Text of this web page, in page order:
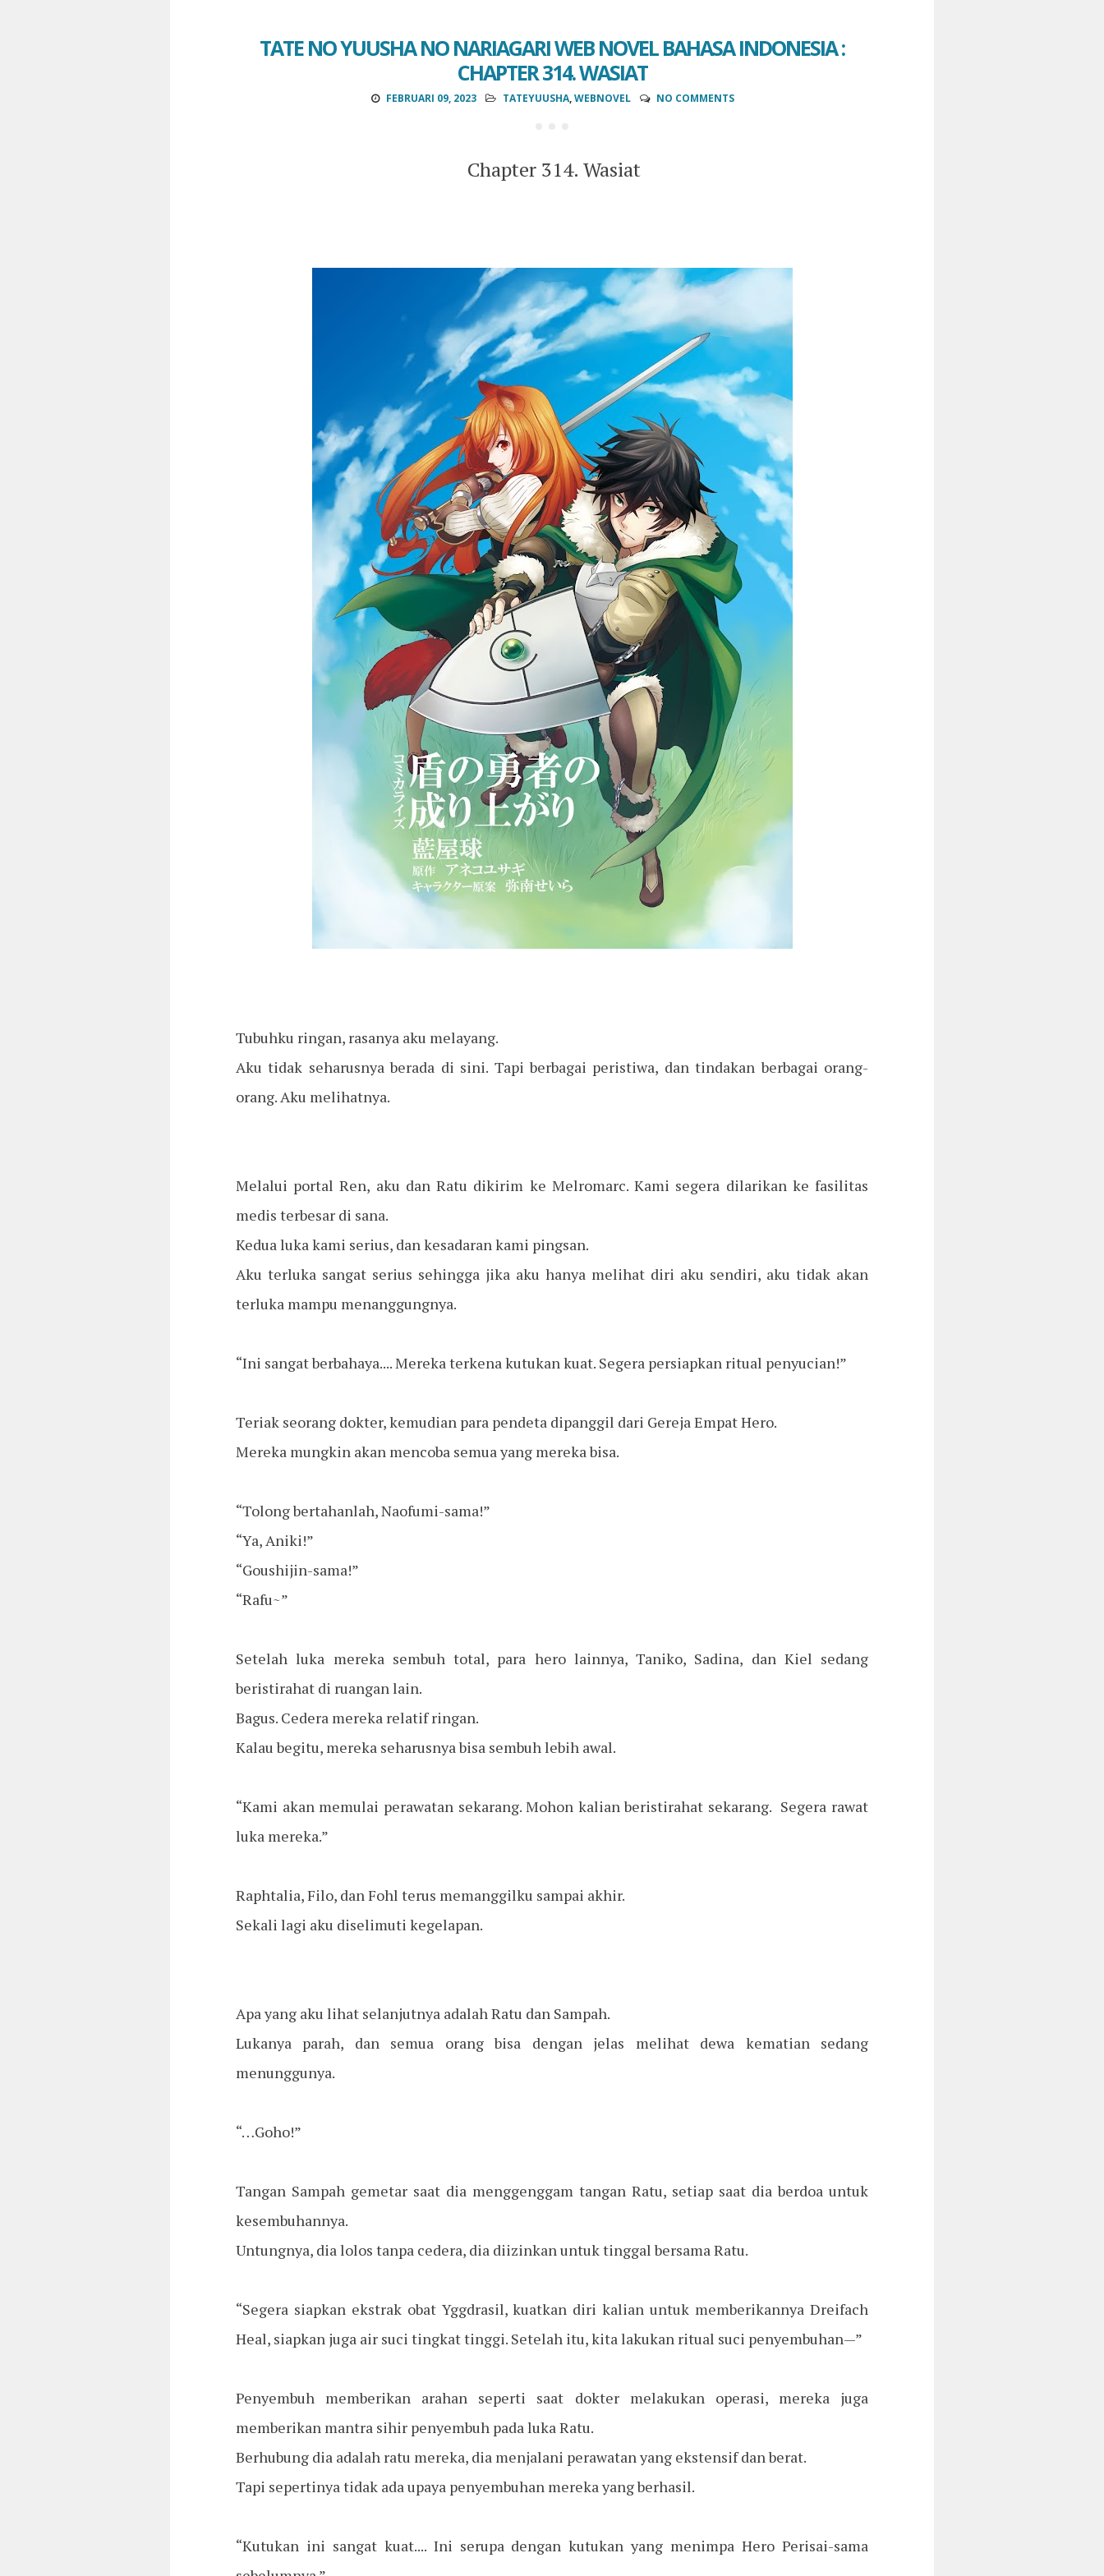
TATE NO YUUSHA NO NARIAGARI WEB NOVEL BAHASA INDONESIA :
CHAPTER 314. WASIAT
FEBRUARI 09, 2023 TATEYUUSHA,WEBNOVEL NO COMMENTS
Chapter 314. Wasiat
Tubuhku ringan, rasanya aku melayang.
Aku tidak seharusnya berada di sini. Tapi berbagai peristiwa, dan tindakan berbagai orang-
orang. Aku melihatnya.
Melalui portal Ren, aku dan Ratu dikirim ke Melromarc. Kami segera dilarikan ke fasilitas
medis terbesar di sana.
Kedua luka kami serius, dan kesadaran kami pingsan.
Aku terluka sangat serius sehingga jika aku hanya melihat diri aku sendiri, aku tidak akan
terluka mampu menanggungnya.
“Ini sangat berbahaya.... Mereka terkena kutukan kuat. Segera persiapkan ritual penyucian!”
Teriak seorang dokter, kemudian para pendeta dipanggil dari Gereja Empat Hero.
Mereka mungkin akan mencoba semua yang mereka bisa.
“Tolong bertahanlah, Naofumi-sama!”
“Ya, Aniki!”
“Goushijin-sama!”
“Rafu~”
Setelah luka mereka sembuh total, para hero lainnya, Taniko, Sadina, dan Kiel sedang
beristirahat di ruangan lain.
Bagus. Cedera mereka relatif ringan.
Kalau begitu, mereka seharusnya bisa sembuh lebih awal.
“Kami akan memulai perawatan sekarang. Mohon kalian beristirahat sekarang. Segera rawat
luka mereka.”
Raphtalia, Filo, dan Fohl terus memanggilku sampai akhir.
Sekali lagi aku diselimuti kegelapan.
Apa yang aku lihat selanjutnya adalah Ratu dan Sampah.
Lukanya parah, dan semua orang bisa dengan jelas melihat dewa kematian sedang
menunggunya.
“…Goho!”
Tangan Sampah gemetar saat dia menggenggam tangan Ratu, setiap saat dia berdoa untuk
kesembuhannya.
Untungnya, dia lolos tanpa cedera, dia diizinkan untuk tinggal bersama Ratu.
“Segera siapkan ekstrak obat Yggdrasil, kuatkan diri kalian untuk memberikannya Dreifach
Heal, siapkan juga air suci tingkat tinggi. Setelah itu, kita lakukan ritual suci penyembuhan—”
Penyembuh memberikan arahan seperti saat dokter melakukan operasi, mereka juga
memberikan mantra sihir penyembuh pada luka Ratu.
Berhubung dia adalah ratu mereka, dia menjalani perawatan yang ekstensif dan berat.
Tapi sepertinya tidak ada upaya penyembuhan mereka yang berhasil.
“Kutukan ini sangat kuat.... Ini serupa dengan kutukan yang menimpa Hero Perisai-sama